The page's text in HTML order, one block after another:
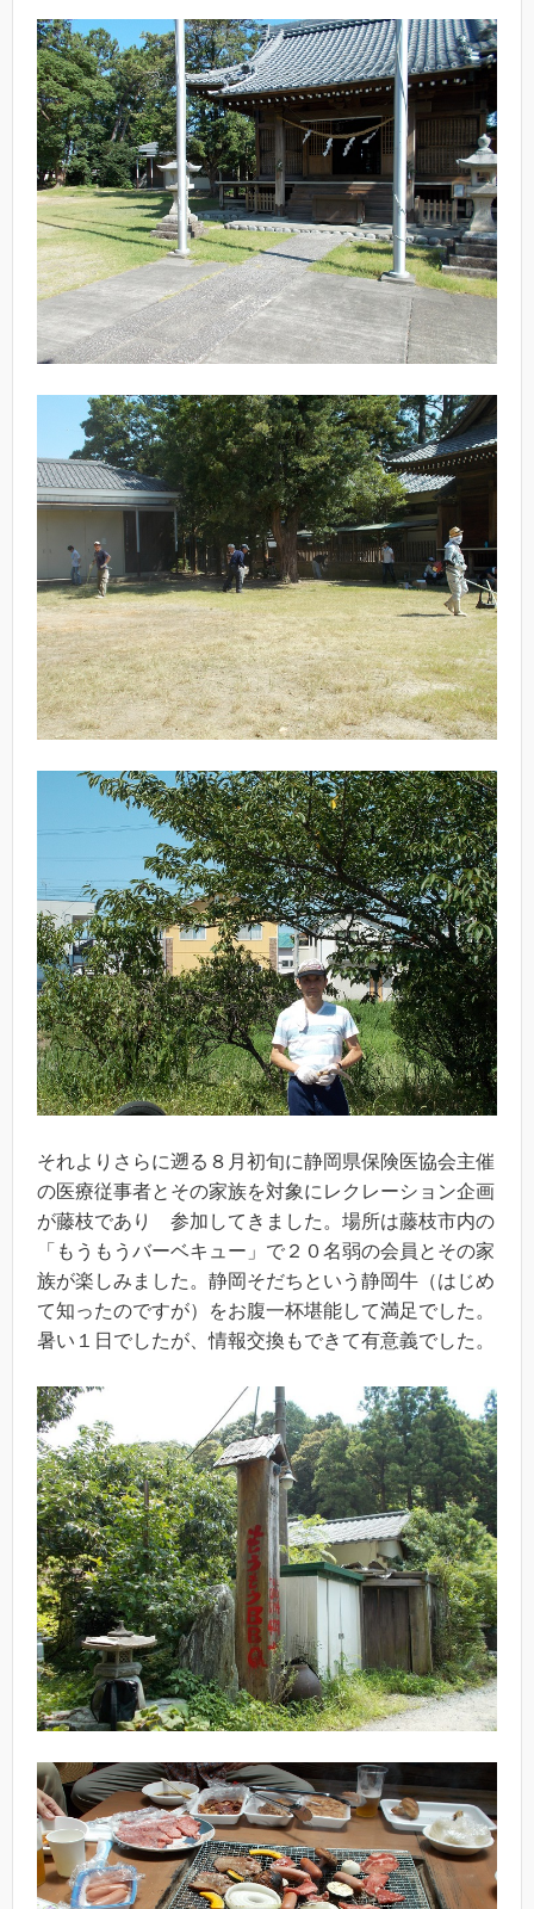
それよりさらに遡る８月初旬に静岡県保険医協会主催
の医療従事者とその家族を対象にレクレーション企画
が藤枝であり 参加してきました。場所は藤枝市内の
「もうもうバーベキュー」で２０名弱の会員とその家
族が楽しみました。静岡そだちという静岡牛（はじめ
て知ったのですが）をお腹一杯堪能して満足でした。
暑い１日でしたが、情報交換もできて有意義でした。